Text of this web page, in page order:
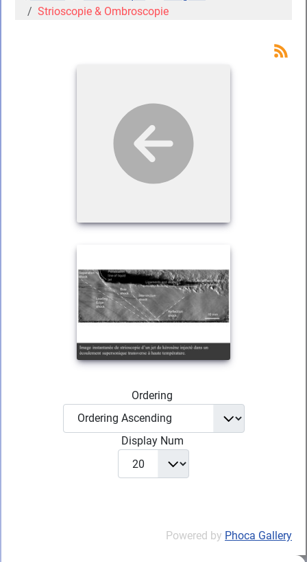
Strioscopie & Ombroscopie
Ordering
Display Num
Powered by Phoca Gallery